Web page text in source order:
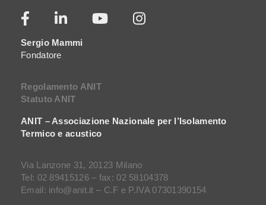
Sergio Mammi
Fondatore
Regolamento ANIT
Statuto ANIT
ANIT – Associazione Nazionale per l’Isolamento
Termico e acustico
Via Lanzone 31, 20123 Milano
Tel: 02 89415126 – fax: 02 58104378
Email: info@anit.it – C.F e P.IVA 07301390154